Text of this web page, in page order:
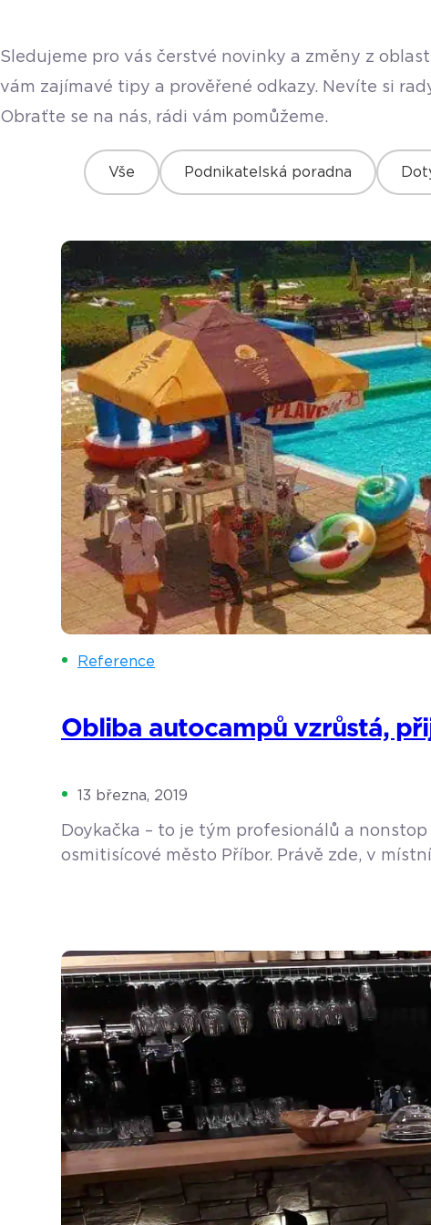
Sledujeme pro vás čerstvé novinky a změny z
vám zajímavé tipy a prověřené odkazy. Nevíte si
Obraťte se na nás, rádi vám pomůžeme.
Vše Podnikatelská poradna
Reference
Obliba autocampů vzrůstá,
13 března, 2019
Doykačka – to je tým profesionálů a
osmitisícové město Příbor. Právě zde, v